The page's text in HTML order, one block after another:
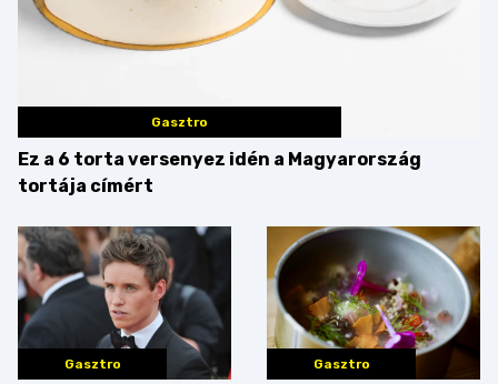
Gasztro
Ez a 6 torta versenyez idén a Magyarország
tortája címért
Gasztro Gasztro